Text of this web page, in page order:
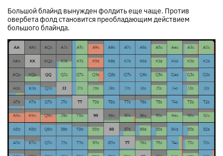
Большой блайнд вынужден фолдить еще чаще. Против
овербета фолд становится преобладающим действием
большого блайнда.